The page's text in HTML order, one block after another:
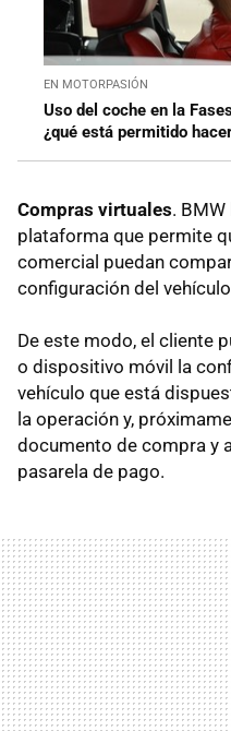
EN MOTORPASIÓN
Uso del coche en la
¿qué está permitido
Compras virtuales.
plataforma que permite
comercial puedan
configuración del
De este modo, el cliente
o dispositivo móvil la
vehículo que está
la operación y,
documento de compra y
pasarela de pago.